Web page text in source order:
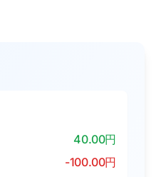
40.00円
-100.00円